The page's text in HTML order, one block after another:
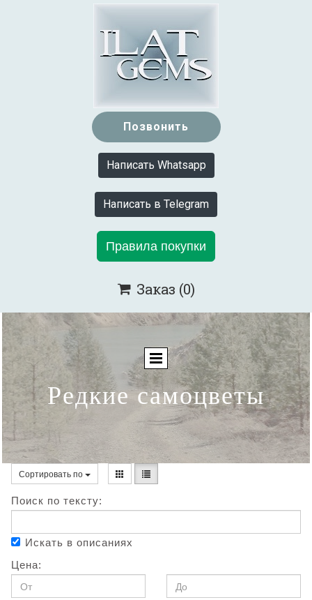
Позвонить
Написать Whatsapp
Написать в Telegram
Правила покупки
 Заказ (0)
Редкие самоцветы
Сортировать по
Поиск по тексту:
Искать в описаниях
Цена: